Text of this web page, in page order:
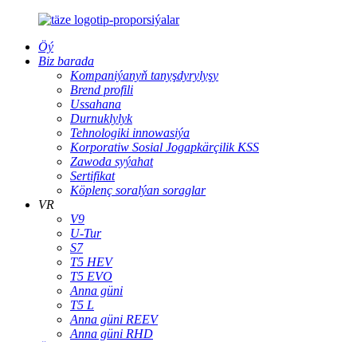
Öý
Biz barada
Kompaniýanyň tanyşdyrylyşy
Brend profili
Ussahana
Durnuklylyk
Tehnologiki innowasiýa
Korporatiw Sosial Jogapkärçilik KSS
Zawoda syýahat
Sertifikat
Köplenç soralýan soraglar
VR
V9
U-Tur
S7
T5 HEV
T5 EVO
Anna güni
T5 L
Anna güni REEV
Anna güni RHD